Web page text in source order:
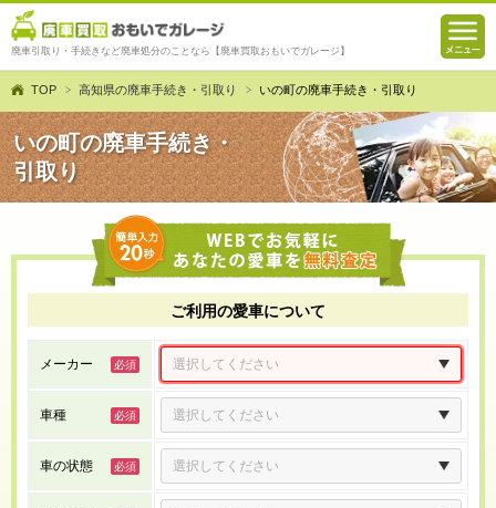
廃車引取り・手続きなど廃車処分のことなら【廃車買取おもいでガレージ】
TOP 高知県の廃車手続き・引取り いの町の廃車手続き・引取り
いの町の廃車手続き・
引取り
ご利用の愛車について
メーカー
車種
車の状態